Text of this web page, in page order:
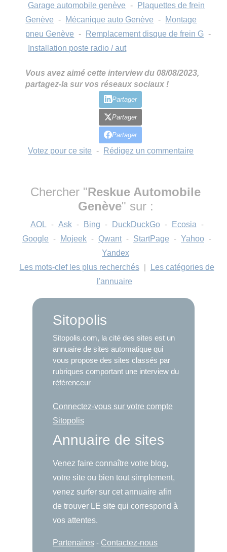
Garage automobile genève -
Plaquettes de frein
Genève - Mécanique auto Genève -
Montage
pneu Genève - Remplacement disque de frein G -
Installation poste radio / aut
Vous avez aimé cette interview du 08/08/2023,
partagez-la sur vos réseaux sociaux !
Partager
Partager
Partager
Votez pour ce site - Rédigez un commentaire
Chercher "Reskue Automobile
Genève" sur :
AOL - Ask - Bing - DuckDuckGo - Ecosia -
Google - Mojeek - Qwant - StartPage - Yahoo -
Yandex
Les mots-clef les plus recherchés
|
Les catégories de
l'annuaire
Sitopolis
Sitopolis.com, la cité des sites est un
annuaire de sites automatique qui
vous propose des sites classés par
rubriques comportant une interview du
référenceur
Connectez-vous sur votre compte
Sitopolis
Annuaire de sites
Venez faire connaître votre blog,
votre site ou bien tout simplement,
venez surfer sur cet annuaire afin
de trouver LE site qui correspond à
vos attentes.
Partenaires - Contactez-nous